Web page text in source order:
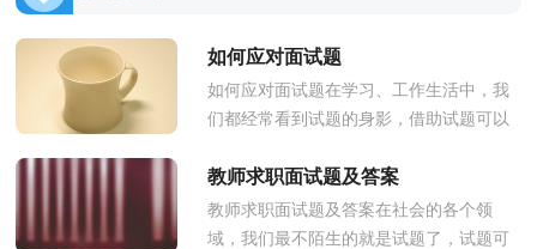
如何应对面试题
如何应对面试题在学习、工作生活中，我
们都经常看到试题的身影，借助试题可以
题才是科学规范的试题呢？以下...
教师求职面试题及答案
教师求职面试题及答案在社会的各个领
域，我们最不陌生的就是试题了，试题可